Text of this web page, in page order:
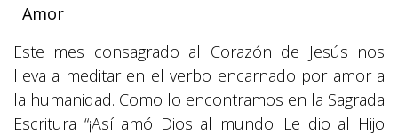
Amor
Este mes consagrado al Corazón de Jesús nos
lleva a meditar en el verbo encarnado por amor a
la humanidad. Como lo encontramos en la Sagrada
Escritura “¡Así amó Dios al mundo! Le dio al Hijo